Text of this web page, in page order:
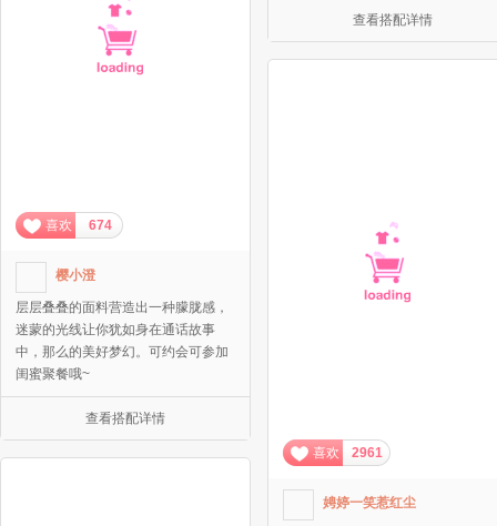
查看搭配详情
喜欢 674
樱小澄
层层叠叠的面料营造出一种朦胧感，
迷蒙的光线让你犹如身在通话故事
中，那么的美好梦幻。可约会可参加
闺蜜聚餐哦~
查看搭配详情
喜欢 2961
娉婷一笑惹红尘